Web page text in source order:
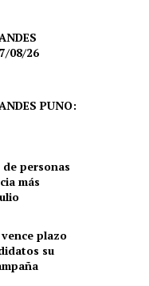
08/26
PUNO:
personas
más
plazo
su